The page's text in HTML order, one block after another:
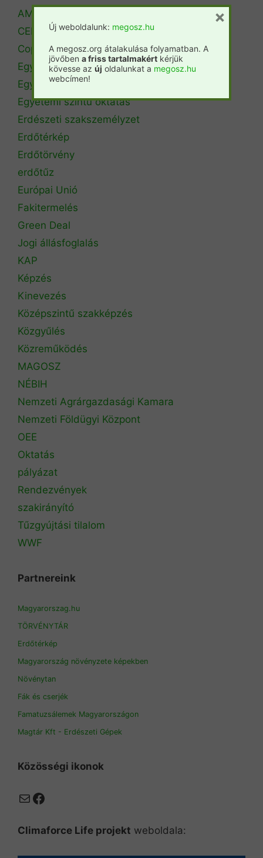
AM Erdőrendezési Főosztály
CEPF
Copa Cogeca
Egyéb
Egyetemi hírek
Egyetemi szintű oktatás
Erdészeti szakszemélyzet
Erdőtérkép
Erdőtörvény
erdőtűz
Európai Unió
Fakitermelés
Green Deal
Jogi állásfoglalás
KAP
Képzés
Kinevezés
Középszintű szakképzés
Közgyűlés
Közreműködés
MAGOSZ
NÉBIH
Nemzeti Agrárgazdasági Kamara
Nemzeti Földügyi Központ
OEE
Oktatás
pályázat
Rendezvények
szakirányító
Tűzgyújtási tilalom
WWF
Partnereink
Magyarorszag.hu
TÖRVÉNYTÁR
Erdőtérkép
Magyarország növényzete képekben
Növénytan
Fák és cserjék
Famatuzsálemek Magyarországon
Magtár Kft - Erdészeti Gépek
Közösségi ikonok
MailFacebook
Climaforce Life projekt weboldala:
Új weboldalunk: megosz.hu
A megosz.org átalakulása folyamatban. A
jövőben a friss tartalmakért kérjük
kövesse az új oldalunkat a megosz.hu
webcímen!
×